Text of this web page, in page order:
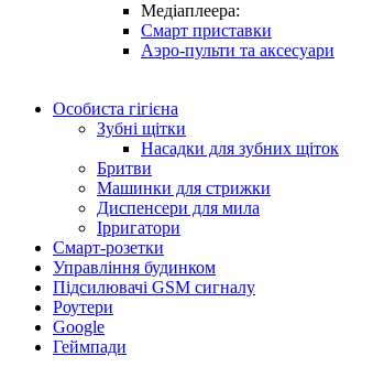
Медіаплеера:
Смарт приставки
Аэро-пульти та аксесуари
Особиста гігієна
Зубні щітки
Насадки для зубних щіток
Бритви
Машинки для стрижки
Диспенсери для мила
Ірригатори
Смарт-розетки
Управління будинком
Підсилювачі GSM сигналу
Роутери
Google
Геймпади